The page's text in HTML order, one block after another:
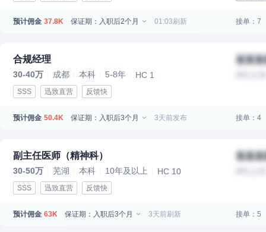
预计佣金 37.8K 保证期：入职后2个月 01:03刷新 接单：7
合规经理
30-40万 成都 本科 5-8年 HC 1
SSS 迅致直营 反馈快
某某
预计佣金 50.4K 保证期：入职后3个月 3天前发布 接单：4
副主任医师（精神科）
30-50万 芜湖 本科 10年及以上 HC 10
SSS 迅致直营 反馈快
某某
预计佣金 63K 保证期：入职后3个月 3天前刷新 接单：5